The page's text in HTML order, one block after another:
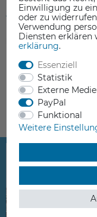
14,90 €
inkl. ges. MwSt.
Lieferzeit 5-10 Werktage
Einwilligung zu
oder zu
Verwendung
Diensten erklären
erklärung.
Essenziell
Statistik
Externe
PayPal
Funktional
Weitere